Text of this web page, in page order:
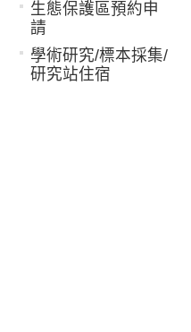
生態保護區預約申
請
學術研究/標本採集/
研究站住宿